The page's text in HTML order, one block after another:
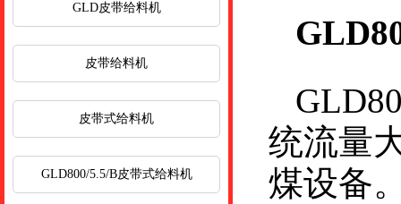
GLD皮带给料机
皮带给料机
皮带式给料机
GLD800/5.5/B皮带式给料机
统流量
煤设备